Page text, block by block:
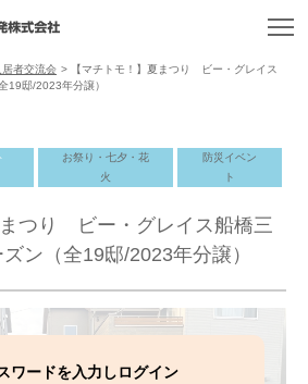
居者交流会 >
【マチトモ！】夏まつり ビー・グレイス
19邸/2023年分譲）
お祭り・七夕・花
火
防災イベン
ト
まつり ビー・グレイス船橋三
ン（全19邸/2023年分譲）
ワードを入力しログイン